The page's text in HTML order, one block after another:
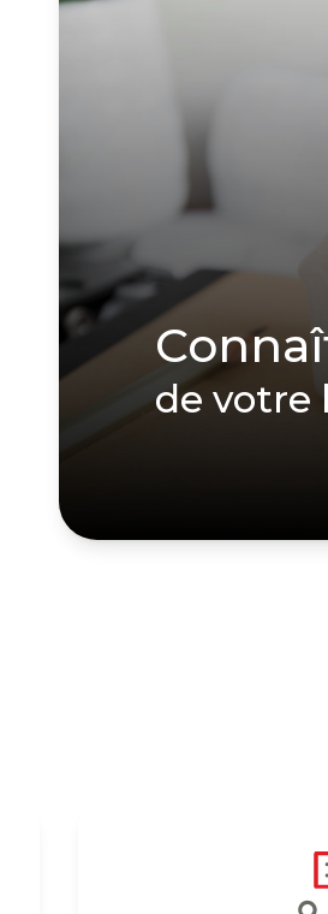
de votre